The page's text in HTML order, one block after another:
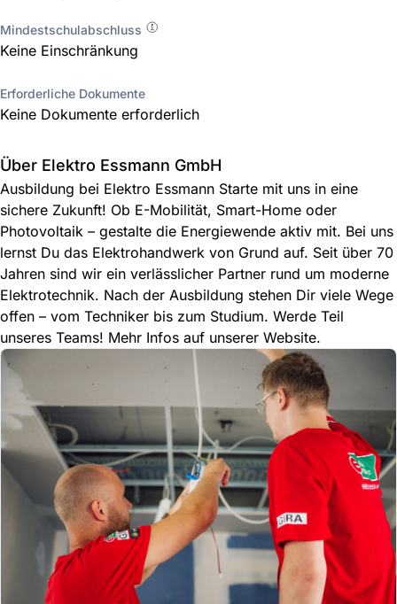
Mindestschulabschluss
Keine Einschränkung
Erforderliche Dokumente
Keine Dokumente erforderlich
Über Elektro Essmann GmbH
Ausbildung bei Elektro Essmann Starte mit uns in eine
sichere Zukunft! Ob E-Mobilität, Smart-Home oder
Photovoltaik – gestalte die Energiewende aktiv mit. Bei uns
lernst Du das Elektrohandwerk von Grund auf. Seit über 70
Jahren sind wir ein verlässlicher Partner rund um moderne
Elektrotechnik. Nach der Ausbildung stehen Dir viele Wege
offen – vom Techniker bis zum Studium. Werde Teil
unseres Teams! Mehr Infos auf unserer Website.